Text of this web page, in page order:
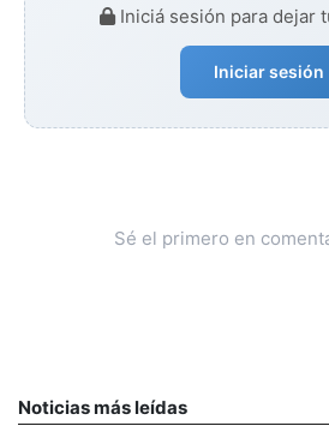
Iniciá sesión para dejar
Iniciar sesión
Sé el primero en
Noticias más leídas